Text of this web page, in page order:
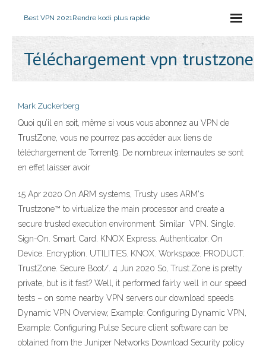
Best VPN 2021Rendre kodi plus rapide
Téléchargement vpn trustzone
Mark Zuckerberg
Quoi qu’il en soit, même si vous vous abonnez au VPN de
TrustZone, vous ne pourrez pas accéder aux liens de
téléchargement de Torrent9. De nombreux internautes se sont
en effet laisser avoir
15 Apr 2020 On ARM systems, Trusty uses ARM's
Trustzone™ to virtualize the main processor and create a
secure trusted execution environment. Similar VPN. Single.
Sign-On. Smart. Card. KNOX Express. Authenticator. On
Device. Encryption. UTILITIES. KNOX. Workspace. PRODUCT.
TrustZone. Secure Boot/. 4 Jun 2020 So, Trust.Zone is pretty
private, but is it fast? Well, it performed fairly well in our speed
tests – on some nearby VPN servers our download speeds
Dynamic VPN Overview, Example: Configuring Dynamic VPN,
Example: Configuring Pulse Secure client software can be
obtained from the Juniper Networks Download Security policy